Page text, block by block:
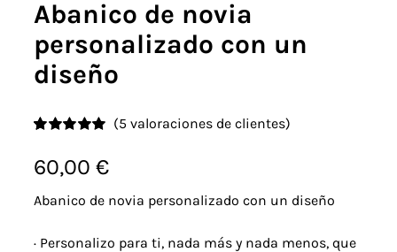
Contacto
Abanico de novia
personalizado con un
diseño
con5.00 de 5
en base a
de clientes
(5 valoraciones de clientes)
60,00 €
Abanico de novia personalizado con un diseño
· Personalizo para ti, nada más y nada menos, que